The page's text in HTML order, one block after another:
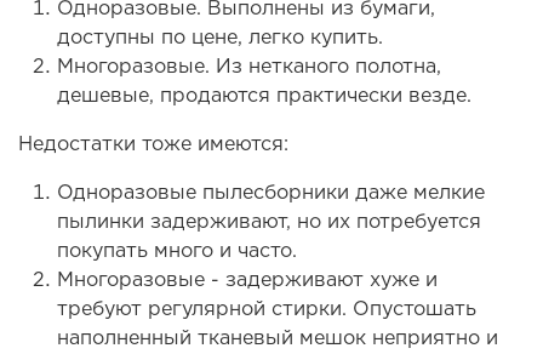
Одноразовые. Выполнены из бумаги,
доступны по цене, легко купить.
Многоразовые. Из нетканого полотна,
дешевые, продаются практически везде.
Недостатки тоже имеются:
Одноразовые пылесборники даже мелкие
пылинки задерживают, но их потребуется
покупать много и часто.
Многоразовые - задерживают хуже и
требуют регулярной стирки. Опустошать
наполненный тканевый мешок неприятно и